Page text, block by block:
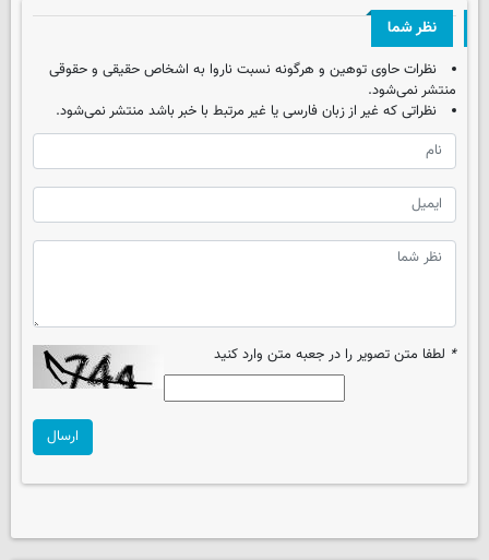
نظر شما
نظرات حاوی توهین و هرگونه نسبت ناروا به اشخاص حقیقی و حقوقی
منتشر نمی‌شود.
نظراتی که غیر از زبان فارسی یا غیر مرتبط با خبر باشد منتشر نمی‌شود.
* لطفا متن تصویر را در جعبه متن وارد کنید
ارسال